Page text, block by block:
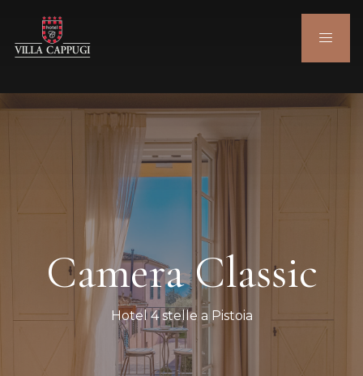
Camera Classic
Hotel 4 stelle a Pistoia